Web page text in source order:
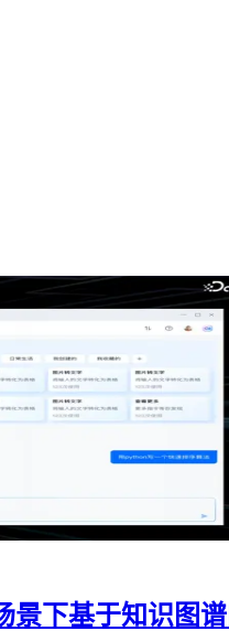
景下基于知识图